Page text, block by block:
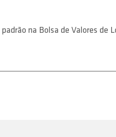
na Bolsa de Valores de